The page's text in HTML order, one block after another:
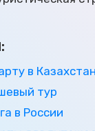
в
тур
в России